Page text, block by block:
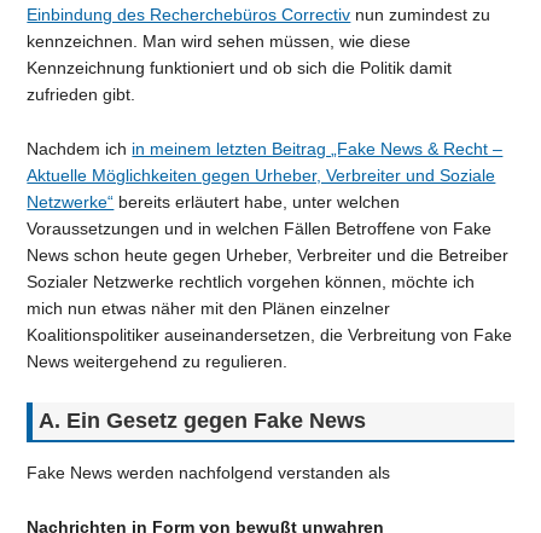
Einbindung des Recherchebüros Correctiv nun zumindest zu
kennzeichnen. Man wird sehen müssen, wie diese
Kennzeichnung funktioniert und ob sich die Politik damit
zufrieden gibt.
Nachdem ich in meinem letzten Beitrag „Fake News & Recht –
Aktuelle Möglichkeiten gegen Urheber, Verbreiter und Soziale
Netzwerke“ bereits erläutert habe, unter welchen
Voraussetzungen und in welchen Fällen Betroffene von Fake
News schon heute gegen Urheber, Verbreiter und die Betreiber
Sozialer Netzwerke rechtlich vorgehen können, möchte ich
mich nun etwas näher mit den Plänen einzelner
Koalitionspolitiker auseinandersetzen, die Verbreitung von Fake
News weitergehend zu regulieren.
A. Ein Gesetz gegen Fake News
Fake News werden nachfolgend verstanden als
Nachrichten in Form von bewußt unwahren